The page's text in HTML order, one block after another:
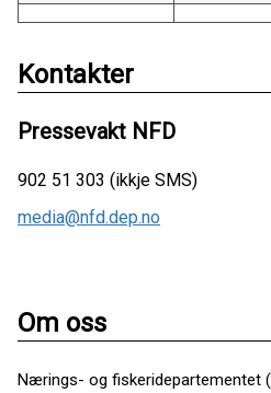
Kontakter
Pressevakt NFD
902 51 303 (ikkje SMS)
media@nfd.dep.no
Om oss
Nærings- og fiskeridepartementet